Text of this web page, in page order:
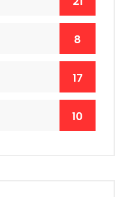
8
17
10